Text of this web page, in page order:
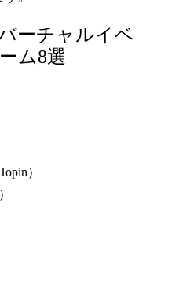
ーチャルイベ
ム8選
）